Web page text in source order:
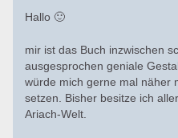
Hallo 🙂
mir ist das Buch inzwischen
ausgesprochen geniale
würde mich gerne mal näher
setzen. Bisher besitze ich
Ariach-Welt.